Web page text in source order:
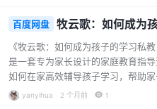
有趣的小故事激发孩子的探索欲。
教于乐中培养孩子的阅读能力、思
儿童的特点，用准确严谨又生动有
人文问题。这些故事既是对课本知
了解自然的窗口，…...
百度网盘 牧云歌：如何成为
《牧云歌：如何成为孩子的学习私
是一套专为家长设计的家庭教育指
如何在家高效辅导孩子学习，帮助
方法与沟通技巧，从“陪读”转变为真
yanyihua 2 个月前 1